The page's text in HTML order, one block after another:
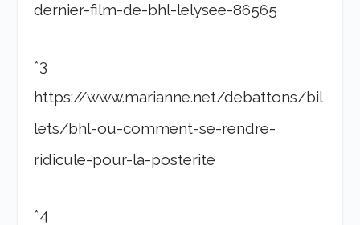
dernier-film-de-bhl-lelysee-86565
*3
https://www.marianne.net/debattons/bil
lets/bhl-ou-comment-se-rendre-
ridicule-pour-la-posterite
*4